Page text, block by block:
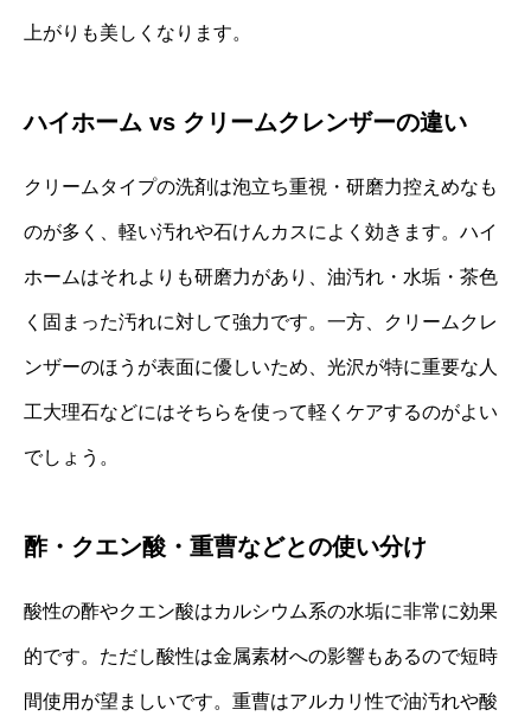
上がりも美しくなります。
ハイホーム vs クリームクレンザーの違い
クリームタイプの洗剤は泡立ち重視・研磨力控えめなも
のが多く、軽い汚れや石けんカスによく効きます。ハイ
ホームはそれよりも研磨力があり、油汚れ・水垢・茶色
く固まった汚れに対して強力です。一方、クリームクレ
ンザーのほうが表面に優しいため、光沢が特に重要な人
工大理石などにはそちらを使って軽くケアするのがよい
でしょう。
酢・クエン酸・重曹などとの使い分け
酸性の酢やクエン酸はカルシウム系の水垢に非常に効果
的です。ただし酸性は金属素材への影響もあるので短時
間使用が望ましいです。重曹はアルカリ性で油汚れや酸